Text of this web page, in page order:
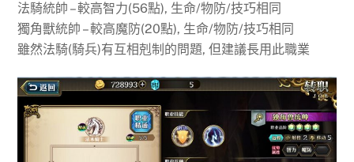
法騎統帥 – 較高智力(56點), 生命/物防/技巧相同
獨角獸統帥 – 較高魔防(20點), 生命/物防/技巧相同
雖然法騎(騎兵)有互相剋制的問題, 但建議長用此職業